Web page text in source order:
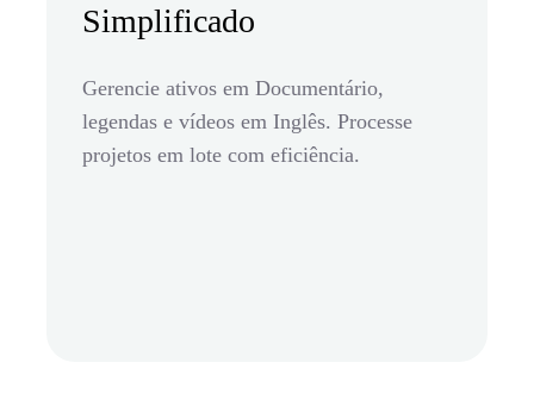
Simplificado
Gerencie ativos em Documentário,
legendas e vídeos em Inglês. Processe
projetos em lote com eficiência.